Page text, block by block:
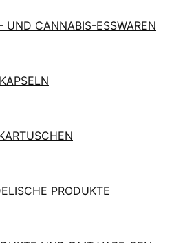
UND CANNABIS-ESSWAREN
PRODUKTE